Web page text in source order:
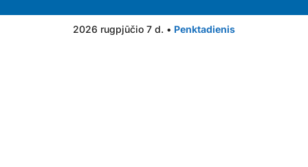
2026 rugpjūčio 7 d. • Penktadienis